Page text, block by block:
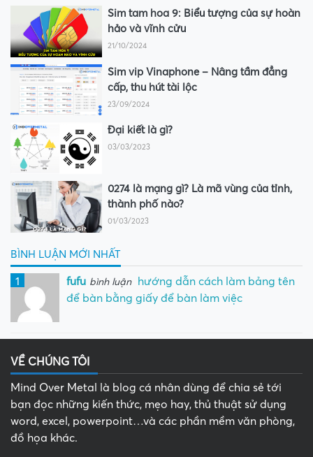
Sim tam hoa 9: Biểu tượng của sự hoàn
hảo và vĩnh cửu
21/10/2024
Sim vip Vinaphone – Nâng tầm đẳng
cấp, thu hút tài lộc
23/09/2024
Đại kiết là gì?
03/03/2023
0274 là mạng gì? Là mã vùng của tỉnh,
thành phố nào?
01/03/2023
BÌNH LUẬN MỚI NHẤT
1 fufu bình luận
hướng dẫn cách làm bảng tên
để bàn bằng giấy để bàn làm việc
VỀ CHÚNG TÔI
Mind Over Metal là blog cá nhân dùng để chia sẻ tới
bạn đọc những kiến thức, mẹo hay, thủ thuật sử dụng
word, excel, powerpoint…và các phần mềm văn phòng,
đồ họa khác.